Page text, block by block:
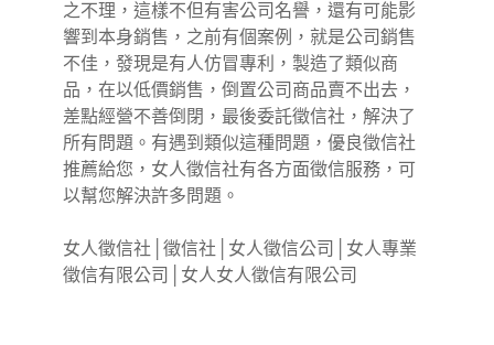
之不理，這樣不但有害公司名譽，還有可能影
響到本身銷售，之前有個案例，就是公司銷售
不佳，發現是有人仿冒專利，製造了類似商
品，在以低價銷售，倒置公司商品賣不出去，
差點經營不善倒閉，最後委託徵信社，解決了
所有問題。有遇到類似這種問題，優良徵信社
推薦給您，女人徵信社有各方面徵信服務，可
以幫您解決許多問題。
女人徵信社 │徵信社 女人徵信公司
女人專業
徵信有限公司
女人女人徵信有限公司